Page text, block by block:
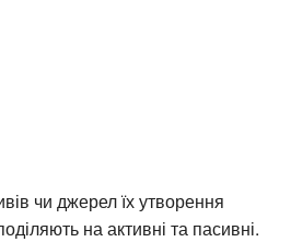
чи джерел їх утворення
на активні та пасивні.